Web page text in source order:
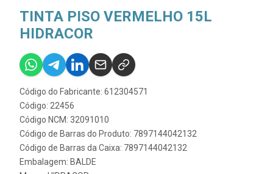
TINTA PISO VERMELHO 15L
HIDRACOR
Código do Fabricante: 612304571
Código: 22456
Código NCM: 32091010
Código de Barras do Produto: 7897144042132
Código de Barras da Caixa: 7897144042132
Embalagem: BALDE